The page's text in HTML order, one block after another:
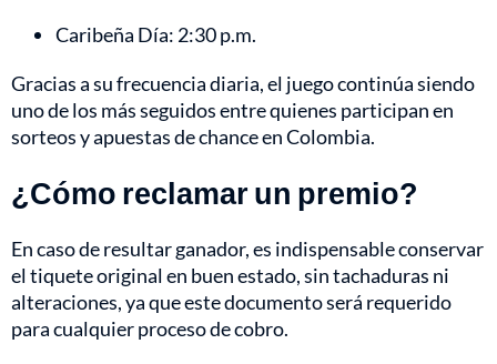
Caribeña Día: 2:30 p.m.
Gracias a su frecuencia diaria, el juego continúa siendo
uno de los más seguidos entre quienes participan en
sorteos y apuestas de chance en Colombia.
¿Cómo reclamar un premio?
En caso de resultar ganador, es indispensable conservar
el tiquete original en buen estado, sin tachaduras ni
alteraciones, ya que este documento será requerido
para cualquier proceso de cobro.